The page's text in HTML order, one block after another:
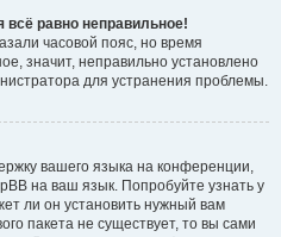
всё равно неправильное!
часовой пояс, но время
значит, неправильно установлено
для устранения проблемы.
вашего языка на конференции,
на ваш язык. Попробуйте узнать у
ли он установить нужный вам
пакета не существует, то вы сами